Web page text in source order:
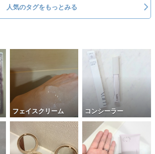
人気のタグをもっとみる
フェイスクリーム コンシーラー